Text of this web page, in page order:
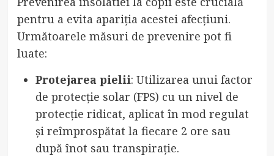
pentru a evita apariția acestei afecțiuni.
Următoarele măsuri de prevenire pot fi
luate:
Protejarea pielii: Utilizarea unui factor
de protecție solar (FPS) cu un nivel de
protecție ridicat, aplicat în mod regulat
și reîmprospătat la fiecare 2 ore sau
după înot sau transpirație.